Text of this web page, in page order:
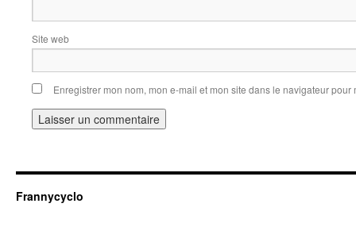
Site web
Enregistrer mon nom, mon e-mail et mon site dans le navigateur
Frannycyclo